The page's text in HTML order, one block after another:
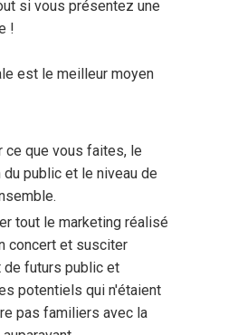
si vous présentez une
!
est le meilleur moyen
ce que vous faites, le
du public et le niveau de
tout le marketing réalisé
concert et susciter
de futurs public et
potentiels qui n'étaient
pas familiers avec la